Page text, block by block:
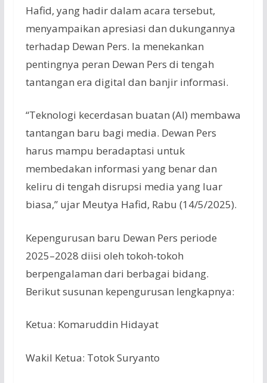
Hafid, yang hadir dalam acara tersebut,
menyampaikan apresiasi dan dukungannya
terhadap Dewan Pers. Ia menekankan
pentingnya peran Dewan Pers di tengah
tantangan era digital dan banjir informasi.
“Teknologi kecerdasan buatan (AI) membawa
tantangan baru bagi media. Dewan Pers
harus mampu beradaptasi untuk
membedakan informasi yang benar dan
keliru di tengah disrupsi media yang luar
biasa,” ujar Meutya Hafid, Rabu (14/5/2025).
Kepengurusan baru Dewan Pers periode
2025–2028 diisi oleh tokoh-tokoh
berpengalaman dari berbagai bidang.
Berikut susunan kepengurusan lengkapnya:
Ketua: Komaruddin Hidayat
Wakil Ketua: Totok Suryanto